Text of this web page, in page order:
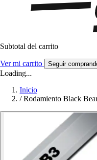
Subtotal del carrito
Ver mi carrito Seguir
Loading...
Inicio
/ Rodamiento Black